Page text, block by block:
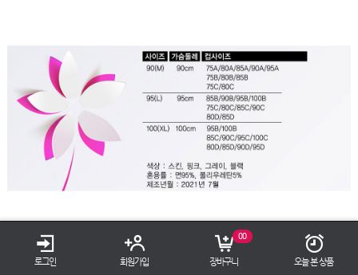
로그인 회원가입
00
장바구니 오늘 본 상품